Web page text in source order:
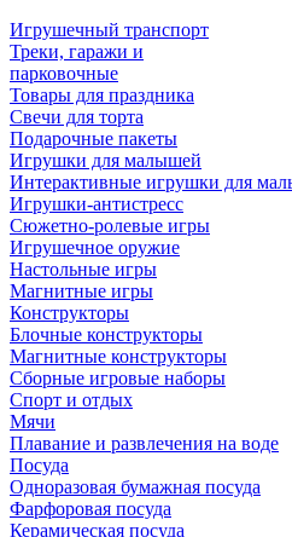
Игрушечный транспорт
Треки, гаражи и
парковочные
Товары для праздника
Свечи для торта
Подарочные пакеты
Игрушки для малышей
Интерактивные игрушки для
Игрушки-антистресс
Сюжетно-ролевые игры
Игрушечное оружие
Настольные игры
Магнитные игры
Конструкторы
Блочные конструкторы
Магнитные конструкторы
Сборные игровые наборы
Спорт и отдых
Мячи
Плавание и развлечения на воде
Посуда
Одноразовая бумажная посуда
Фарфоровая посуда
Керамическая посуда